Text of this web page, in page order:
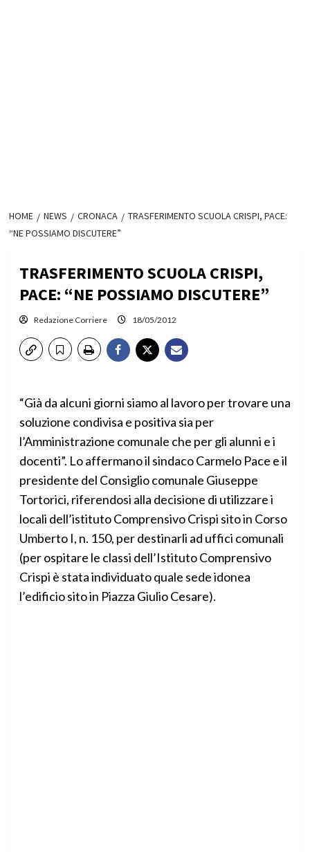
HOME NEWS CRONACA
TRASFERIMENTO SCUOLA CRISPI, PACE:
“NE POSSIAMO DISCUTERE”
TRASFERIMENTO SCUOLA CRISPI,
PACE: “NE POSSIAMO DISCUTERE”
Redazione Corriere 18/05/2012
“Già da alcuni giorni siamo al lavoro per trovare una
soluzione condivisa e positiva sia per
l’Amministrazione comunale che per gli alunni e i
docenti”. Lo affermano il sindaco Carmelo Pace e il
presidente del Consiglio comunale Giuseppe
Tortorici, riferendosi alla decisione di utilizzare i
locali dell’istituto Comprensivo Crispi sito in Corso
Umberto I, n. 150, per destinarli ad uffici comunali
(per ospitare le classi dell’Istituto Comprensivo
Crispi è stata individuato quale sede idonea
l’edificio sito in Piazza Giulio Cesare).